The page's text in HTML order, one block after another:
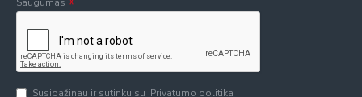
Susipažinau ir sutinku su Privatumo politika